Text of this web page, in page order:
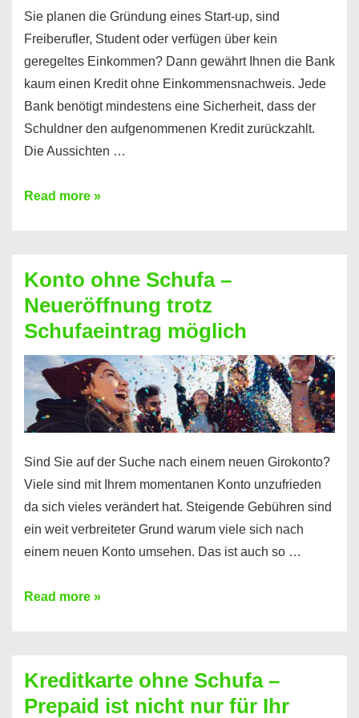
Sie planen die Gründung eines Start-up, sind
Freiberufler, Student oder verfügen über kein
geregeltes Einkommen? Dann gewährt Ihnen die Bank
kaum einen Kredit ohne Einkommensnachweis. Jede
Bank benötigt mindestens eine Sicherheit, dass der
Schuldner den aufgenommenen Kredit zurückzahlt.
Die Aussichten …
Mit
Sie
einen
Kredit
ohne
Einkommensnachweis
Read more »
Konto ohne Schufa –
Neueröffnung trotz
Schufaeintrag möglich
Sind Sie auf der Suche nach einem neuen Girokonto?
Viele sind mit Ihrem momentanen Konto unzufrieden
da sich vieles verändert hat. Steigende Gebühren sind
ein weit verbreiteter Grund warum viele sich nach
einem neuen Konto umsehen. Das ist auch so …
Konto
Neueröffnung
trotz
Read more »
Kreditkarte ohne Schufa –
Prepaid ist nicht nur für Ihr